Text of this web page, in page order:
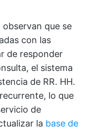
observan que se
con las
de responder
el sistema
de RR. HH.
lo que
de
la base de